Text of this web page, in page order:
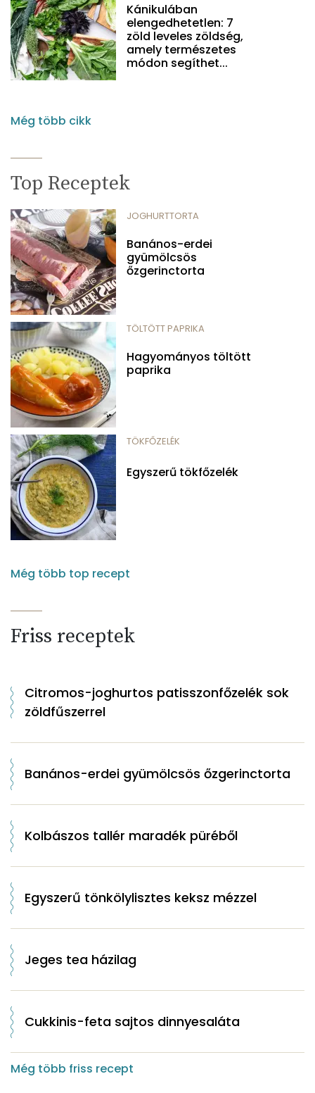
Kánikulában
elengedhetetlen: 7
zöld leveles zöldség,
amely természetes
módon segíthet...
Még több cikk
Top Receptek
JOGHURTTORTA
Banános-erdei
gyümölcsös
őzgerinctorta
TÖLTÖTT PAPRIKA
Hagyományos töltött
paprika
TÖKFŐZELÉK
Egyszerű tökfőzelék
Még több top recept
Friss receptek
Citromos-joghurtos patisszonfőzelék sok
zöldfűszerrel
Banános-erdei gyümölcsös őzgerinctorta
Kolbászos tallér maradék püréből
Egyszerű tönkölylisztes keksz mézzel
Jeges tea házilag
Cukkinis-feta sajtos dinnyesaláta
Még több friss recept